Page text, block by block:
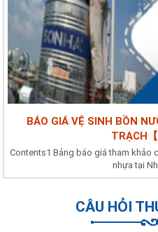
BÁO GIÁ VỆ SINH BỒN
TRẠCH【
Contents1 Bảng báo giá tham khảo
nhựa tại
CÂU HỎI